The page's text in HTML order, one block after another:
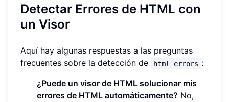
Detectar Errores de HTML con
un Visor
Aquí hay algunas respuestas a las preguntas
frecuentes sobre la detección de
html errors :
¿Puede un visor de HTML solucionar mis
errores de HTML automáticamente? No,